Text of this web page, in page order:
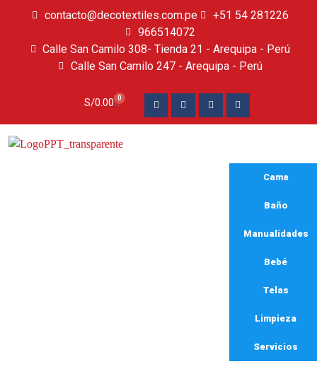
contacto@decotextiles.com.pe
+51 54 281226
966514072
Calle San Camilo 308- Tienda 21 - Arequipa - Perú
Calle San Camilo 247 - Arequipa - Perú​
S/0.00 0
Cama
Baño
Manualidades
Bebé
Telas
Limpieza
Servicios